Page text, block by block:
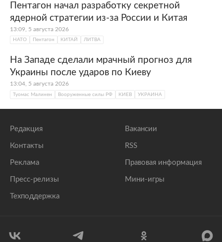
Пентагон начал разработку секретной
ядерной стратегии из-за России и Китая
13:09, 5 августа 2026
НАТО Пентагон КИТАЙ ЛИТВА
На Западе сделали мрачный прогноз для
Украины после ударов по Киеву
13:04, 5 августа 2026
Туомас Малинен Вооруженные силы РФ КИЕВ УКРАИНА
Редакция
Контакты
Реклама
Пресс-релизы
Техподдержка
Вакансии
RSS
Правовая информация
Мини-игры